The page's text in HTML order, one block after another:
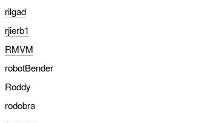
rilgad
rjierb1
RMVM
robotBender
Roddy
rodobra